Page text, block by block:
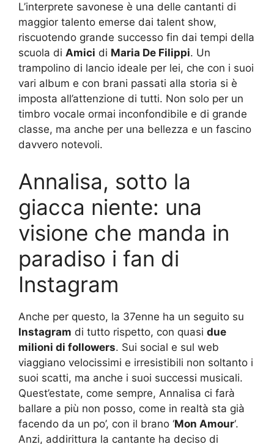
L’interprete savonese è una delle cantanti di
maggior talento emerse dai talent show,
riscuotendo grande successo fin dai tempi della
scuola di Amici di Maria De Filippi. Un
trampolino di lancio ideale per lei, che con i suoi
vari album e con brani passati alla storia si è
imposta all’attenzione di tutti. Non solo per un
timbro vocale ormai inconfondibile e di grande
classe, ma anche per una bellezza e un fascino
davvero notevoli.
Annalisa, sotto la
giacca niente: una
visione che manda in
paradiso i fan di
Instagram
Anche per questo, la 37enne ha un seguito su
Instagram di tutto rispetto, con quasi due
milioni di followers. Sui social e sul web
viaggiano velocissimi e irresistibili non soltanto i
suoi scatti, ma anche i suoi successi musicali.
Quest’estate, come sempre, Annalisa ci farà
ballare a più non posso, come in realtà sta già
facendo da un po’, con il brano ‘Mon Amour‘.
Anzi, addirittura la cantante ha deciso di